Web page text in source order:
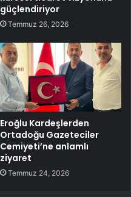
güçlendiriyor
Temmuz 26, 2026
Eroğlu Kardeşlerden
Ortadoğu Gazeteciler
Cemiyeti’ne anlamlı
ziyaret
Temmuz 24, 2026